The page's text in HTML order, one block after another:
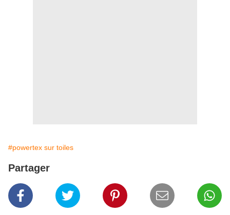
#powertex sur toiles
Partager